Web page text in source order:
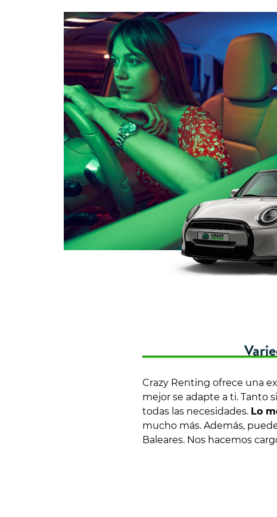
Crazy Renting ofrece una
mejor se adapte a ti. Tanto
todas las necesidades. Lo
mucho más. Además,
Baleares. Nos hacemos